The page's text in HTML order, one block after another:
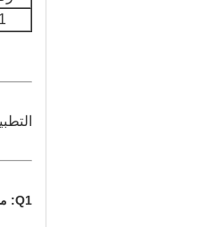
Q1: ما هي استخدامات المنتج الخاص بك؟